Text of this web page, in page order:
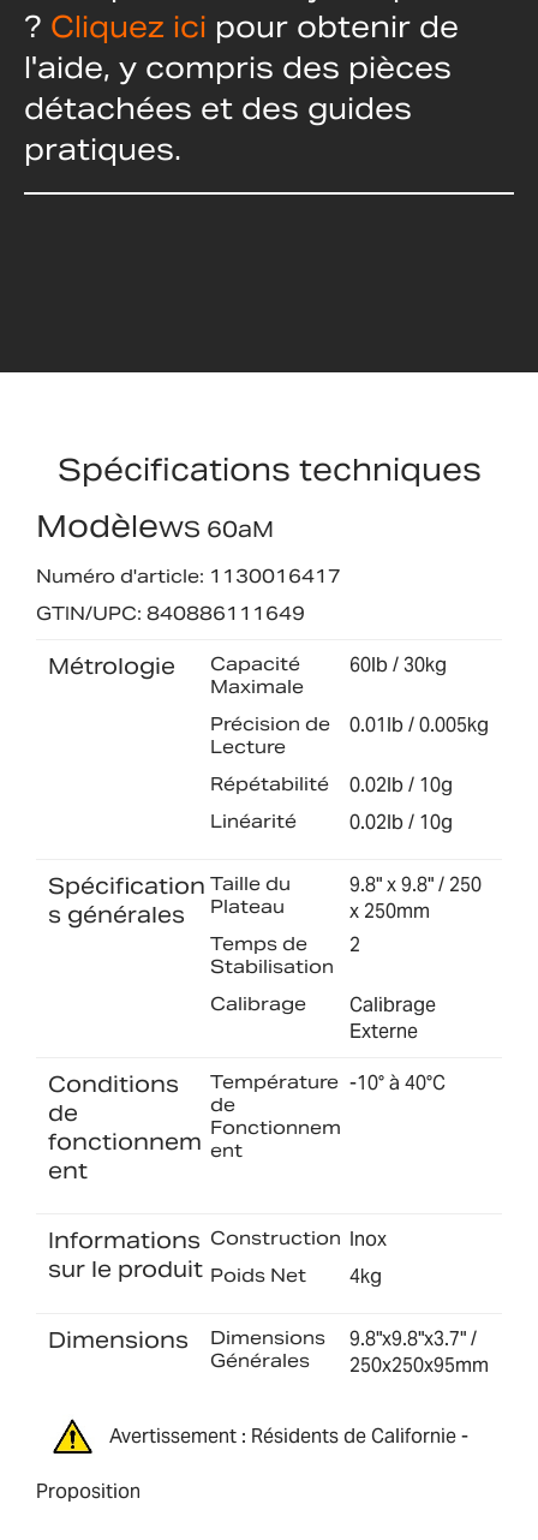
? Cliquez ici pour obtenir de
l'aide, y compris des pièces
détachées et des guides
pratiques.
Spécifications techniques
ModèleWS 60aM
Numéro d'article: 1130016417
GTIN/UPC: 840886111649
Métrologie
Capacité
Maximale
60lb / 30kg
Précision de
Lecture
0.01lb / 0.005kg
Répétabilité 0.02lb / 10g
Linéarité 0.02lb / 10g
Spécification
s générales
Taille du
Plateau
9.8" x 9.8" / 250
x 250mm
Temps de
Stabilisation
2
Calibrage
Calibrage
Externe
Conditions
de
fonctionnem
ent
Température
de
Fonctionnem
ent
-10° à 40°C
Informations
sur le produit
Construction Inox
Poids Net 4kg
Dimensions
Dimensions
Générales
9.8"x9.8"x3.7" /
250x250x95mm
Avertissement : Résidents de Californie -
Proposition